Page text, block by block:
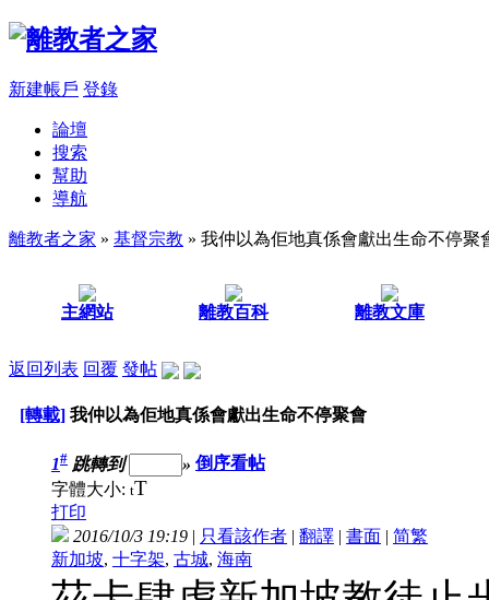
新建帳戶 登錄
論壇
搜索
幫助
導航
離教者之家 » 基督宗教 » 我仲以為佢地真係會獻出生命不停聚
主網站 離教百科 離教文庫
返回列表 回覆 發帖
[轉載] 我仲以為佢地真係會獻出生命不停聚會
1# 跳轉到 » 倒序看帖
字體大小: tT
打印
2016/10/3 19:19 | 只看該作者 | 翻譯 | 書面 | 简繁
新加坡, 十字架, 古城, 海南